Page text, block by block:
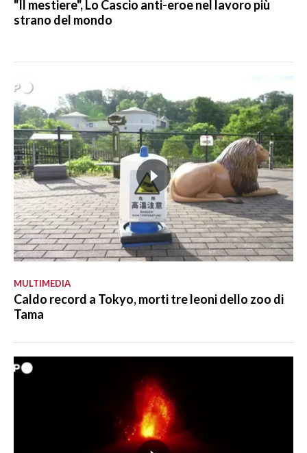
"Il mestiere", Lo Cascio anti-eroe nel lavoro più
strano del mondo
MULTIMEDIA
Caldo record a Tokyo, morti tre leoni dello zoo di
Tama